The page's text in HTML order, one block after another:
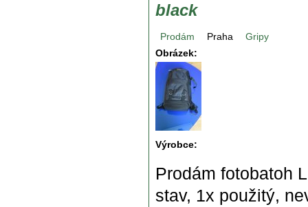
black
Prodám Praha
Gripy
Obrázek:
Výrobce:
Prodám fotobatoh
stav, 1x použitý,